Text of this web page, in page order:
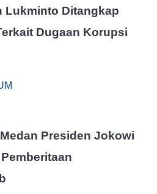
Lukminto Ditangkap
Dugaan Korupsi
Presiden Jokowi